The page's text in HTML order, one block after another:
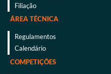
Filiação
ÁREA TÉCNICA
Regulamentos
Calendário
COMPETIÇÕES